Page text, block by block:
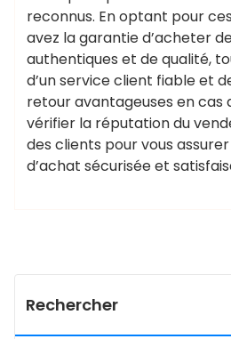
reconnus. En optant pour
avez la garantie d’acheter
authentiques et de qualité,
d’un service client fiable et
retour avantageuses en cas
vérifier la réputation du
des clients pour vous
d’achat sécurisée et
Rechercher